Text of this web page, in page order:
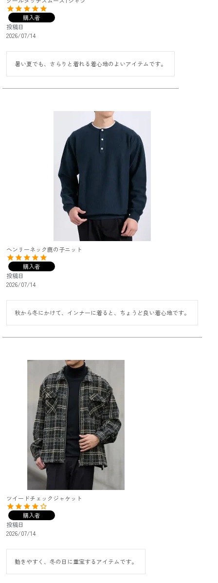
購入者
投稿日
2026/07/14
暑い夏でも、さらりと着れる着心地のよいアイテムです。
ヘンリーネック鹿の子ニット
購入者
投稿日
2026/07/14
秋から冬にかけて、インナーに着ると、ちょうど良い着心地です。
ツイードチェックジャケット
購入者
投稿日
2026/07/14
動きやすく、冬の日に重宝するアイテムです。